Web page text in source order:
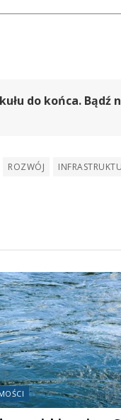
do końca. Bądź
ROZWÓJ